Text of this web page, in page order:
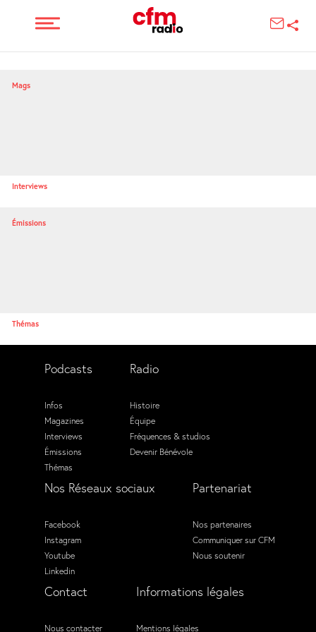
Mags
Interviews
Émissions
Thémas
Podcasts
Infos
Magazines
Interviews
Émissions
Thémas
Radio
Histoire
Équipe
Fréquences & studios
Devenir Bénévole
Nos Réseaux sociaux
Facebook
Instagram
Youtube
Linkedin
Partenariat
Nos partenaires
Communiquer sur CFM
Nous soutenir
Contact
Nous contacter
Informations légales
Mentions légales